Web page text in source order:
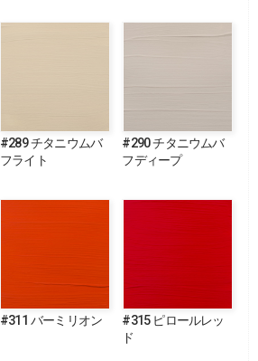
#289 チタニウムバ
フライト
#290 チタニウムバ
フディープ
#311 バーミリオン
#315 ピロールレッ
ド